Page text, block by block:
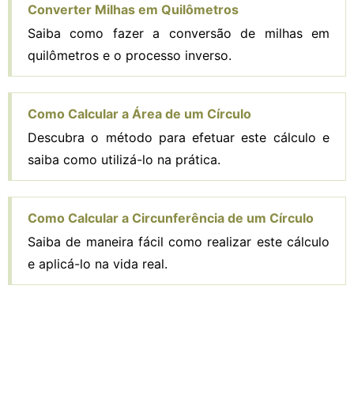
Converter Milhas em Quilômetros
Saiba como fazer a conversão de milhas em
quilômetros e o processo inverso.
Como Calcular a Área de um Círculo
Descubra o método para efetuar este cálculo e
saiba como utilizá-lo na prática.
Como Calcular a Circunferência de um Círculo
Saiba de maneira fácil como realizar este cálculo
e aplicá-lo na vida real.